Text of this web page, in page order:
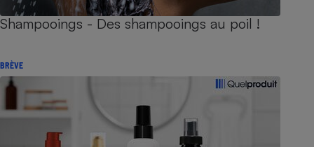
Shampooings - Des shampooings au poil !
BRÈVE